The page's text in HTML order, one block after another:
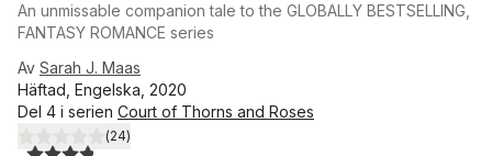
An unmissable companion tale to the GLOBALLY BESTSELLING,
FANTASY ROMANCE series
Av Sarah J. Maas
Häftad, Engelska, 2020
Del 4 i serien Court of Thorns and Roses
3,8utav 5 stjärnor. Totalt antal röster:
(24)